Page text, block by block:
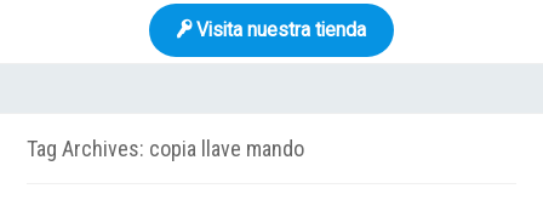
Visita nuestra tienda
Tag Archives: copia llave mando